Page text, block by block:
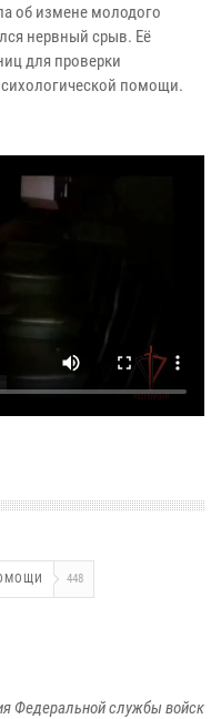
об измене молодого
нервный срыв. Её
для проверки
помощи.
448
Федеральной службы войск